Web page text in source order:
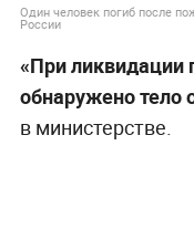
Один человек погиб после
России
«При ликвидации
обнаружено тело
в министерстве.